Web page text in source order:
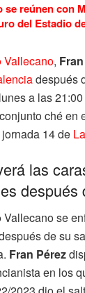
se reúnen con
del Estadio
Vallecano,
después
a las
ché en
14 de
las
después
se
de su
Fran Pérez
en los